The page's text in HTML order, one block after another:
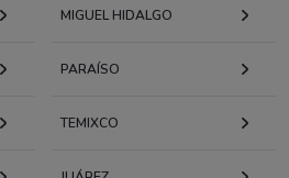
MIGUEL HIDALGO
PARAÍSO
TEMIXCO